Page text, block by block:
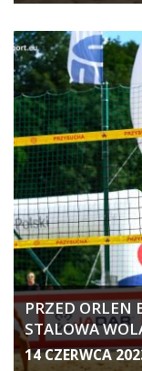
PRZED ORLEN
STALOWA
14 CZERWCA